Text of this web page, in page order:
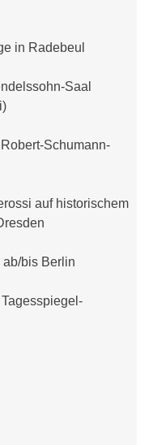
in Radebeul
Saal
Schumann-
auf historischem
ab/bis Berlin